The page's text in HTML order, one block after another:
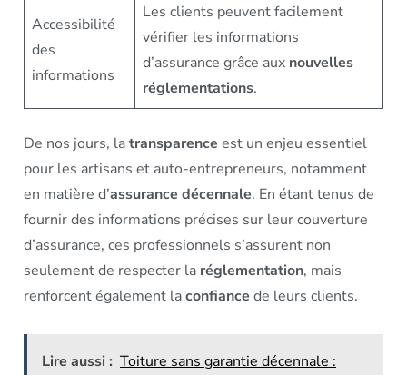
Accessibilité
des
informations
Les clients peuvent facilement
vérifier les informations
d’assurance grâce aux nouvelles
réglementations.
De nos jours, latransparence est un enjeu essentiel
pour les artisans et auto-entrepreneurs, notamment
en matière d’assurance décennale. En étant tenus de
fournir des informations précises sur leur couverture
d’assurance, ces professionnels s’assurent non
seulement de respecter la réglementation, mais
renforcent également laconfiance de leurs clients.
Lire aussi : Toiture sans garantie décennale :